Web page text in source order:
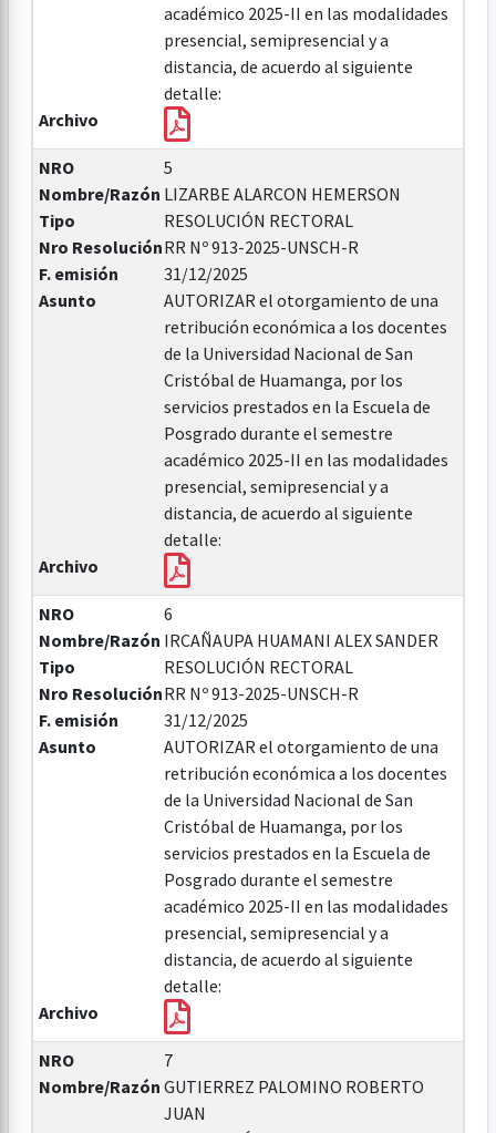
académico 2025-II en las modalidades
presencial, semipresencial y a
distancia, de acuerdo al siguiente
detalle:
Archivo
NRO
5
Nombre/Razón LIZARBE ALARCON HEMERSON
Tipo
RESOLUCIÓN RECTORAL
Nro ResoluciónRR Nº 913-2025-UNSCH-R
F. emisión
31/12/2025
Asunto
AUTORIZAR el otorgamiento de una
retribución económica a los docentes
de la Universidad Nacional de San
Cristóbal de Huamanga, por los
servicios prestados en la Escuela de
Posgrado durante el semestre
académico 2025-II en las modalidades
presencial, semipresencial y a
distancia, de acuerdo al siguiente
detalle:
Archivo
NRO
6
Nombre/Razón IRCAÑAUPA HUAMANI ALEX SANDER
Tipo
RESOLUCIÓN RECTORAL
Nro ResoluciónRR Nº 913-2025-UNSCH-R
F. emisión
31/12/2025
Asunto
AUTORIZAR el otorgamiento de una
retribución económica a los docentes
de la Universidad Nacional de San
Cristóbal de Huamanga, por los
servicios prestados en la Escuela de
Posgrado durante el semestre
académico 2025-II en las modalidades
presencial, semipresencial y a
distancia, de acuerdo al siguiente
detalle:
Archivo
NRO
7
Nombre/Razón GUTIERREZ PALOMINO ROBERTO
JUAN